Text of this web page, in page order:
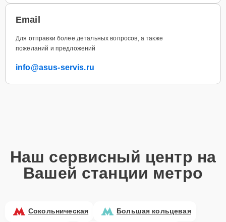
Email
Для отправки более детальных вопросов, а также
пожеланий и предложений
info@asus-servis.ru
Наш сервисный центр на
Вашей станции метро
Сокольническая Большая кольцевая